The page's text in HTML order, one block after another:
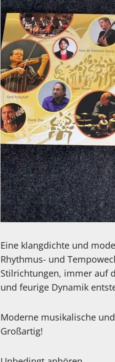
Eine klangdichte und
Rhythmus- und
Stilrichtungen, immer auf
und feurige Dynamik
Moderne musikalische
Großartig!